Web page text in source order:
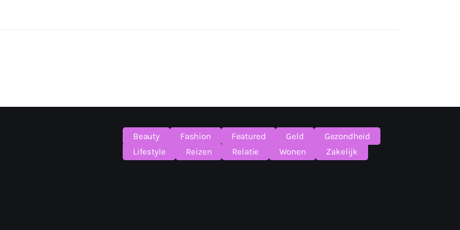
Beauty Fashion Featured Geld
Gezondheid
Lifestyle
Reizen Relatie Wonen Zakelijk